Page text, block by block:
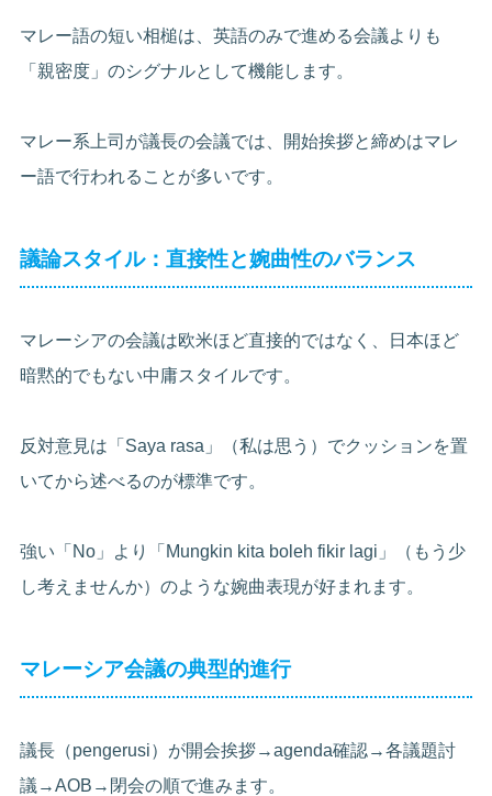
マレー語の短い相槌は、英語のみで進める会議よりも
「親密度」のシグナルとして機能します。
マレー系上司が議長の会議では、開始挨拶と締めはマレ
ー語で行われることが多いです。
議論スタイル：直接性と婉曲性のバランス
マレーシアの会議は欧米ほど直接的ではなく、日本ほど
暗黙的でもない中庸スタイルです。
反対意見は「Saya rasa」（私は思う）でクッションを置
いてから述べるのが標準です。
強い「No」より「Mungkin kita boleh fikir lagi」（もう少
し考えませんか）のような婉曲表現が好まれます。
マレーシア会議の典型的進行
議長（pengerusi）が開会挨拶→agenda確認→各議題討
議→AOB→閉会の順で進みます。